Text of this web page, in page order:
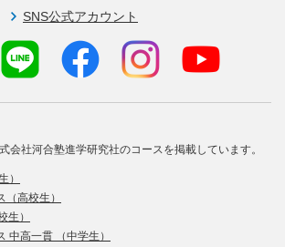
SNS公式アカウント
会社河合塾進学研究社のコースを掲載しています。
）
高校生）
生）
中高一貫 （中学生）